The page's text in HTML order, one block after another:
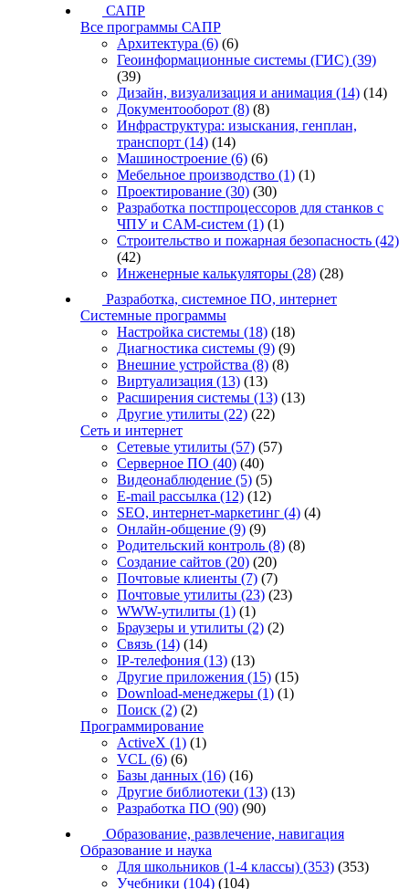
САПР
Все программы САПР
Архитектура (6) (6)
Геоинформационные системы (ГИС) (39)
(39)
Дизайн, визуализация и анимация (14) (14)
Документооборот (8) (8)
Инфраструктура: изыскания, генплан,
транспорт (14) (14)
Машиностроение (6) (6)
Мебельное производство (1) (1)
Проектирование (30) (30)
Разработка постпроцессоров для станков с
ЧПУ и CAM-систем (1) (1)
Строительство и пожарная безопасность (42)
(42)
Инженерные калькуляторы (28) (28)
Разработка, системное ПО, интернет
Системные программы
Настройка системы (18) (18)
Диагностика системы (9) (9)
Внешние устройства (8) (8)
Виртуализация (13) (13)
Расширения системы (13) (13)
Другие утилиты (22) (22)
Сеть и интернет
Сетевые утилиты (57) (57)
Серверное ПО (40) (40)
Видеонаблюдение (5) (5)
E-mail рассылка (12) (12)
SEO, интернет-маркетинг (4) (4)
Онлайн-общение (9) (9)
Родительский контроль (8) (8)
Создание сайтов (20) (20)
Почтовые клиенты (7) (7)
Почтовые утилиты (23) (23)
WWW-утилиты (1) (1)
Браузеры и утилиты (2) (2)
Связь (14) (14)
IP-телефония (13) (13)
Другие приложения (15) (15)
Download-менеджеры (1) (1)
Поиск (2) (2)
Программирование
ActiveX (1) (1)
VCL (6) (6)
Базы данных (16) (16)
Другие библиотеки (13) (13)
Разработка ПО (90) (90)
Образование, развлечение, навигация
Образование и наука
Для школьников (1-4 классы) (353) (353)
Учебники (104) (104)